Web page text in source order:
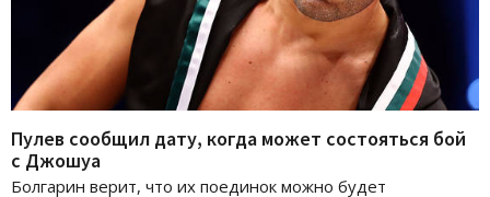
Пулев сообщил дату, когда может состояться бой
с Джошуа
Болгарин верит, что их поединок можно будет